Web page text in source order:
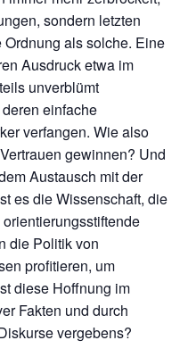
sondern letzten
als solche. Eine
Ausdruck etwa im
unverblümt
einfache
verfangen. Wie also
gewinnen? Und
Austausch mit der
es die Wissenschaft, die
die Politik von
profitieren, um
diese Hoffnung im
Fakten und durch
vergebens?